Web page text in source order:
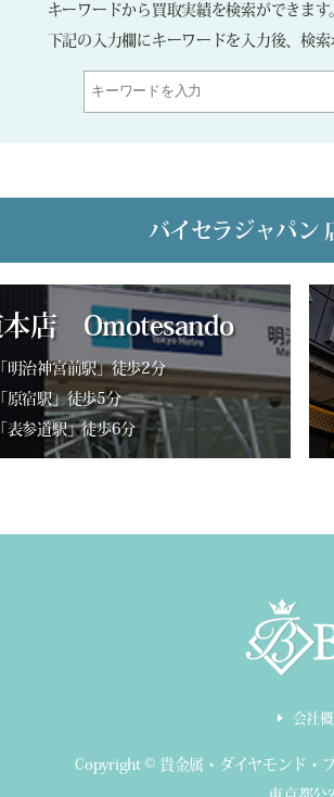
キーワードから買取実績を検索ができます
下記の入力欄にキーワードを入力後、検
バイセラジャパン
本店 Omotesando
「明治神宮前駅」徒歩2分
「原宿駅」徒歩5分
「表参道駅」徒歩6分
会社
Copyright © 貴金属・ダイヤモンド・